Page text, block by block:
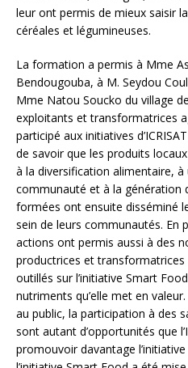
leur ont permis de mieux saisir
céréales et légumineuses.
La formation a permis à Mme
Bendougouba, à M. Seydou
Mme Natou Soucko du village
exploitants et transformatrices
participé aux initiatives
de savoir que les produits
à la diversification alimentaire,
communauté et à la génération
formées ont ensuite disséminé
sein de leurs communautés. En
actions ont permis aussi à des
productrices et transformatrices
outillés sur l’initiative Smart
nutriments qu’elle met en
au public, la participation à des
sont autant d’opportunités que
promouvoir davantage